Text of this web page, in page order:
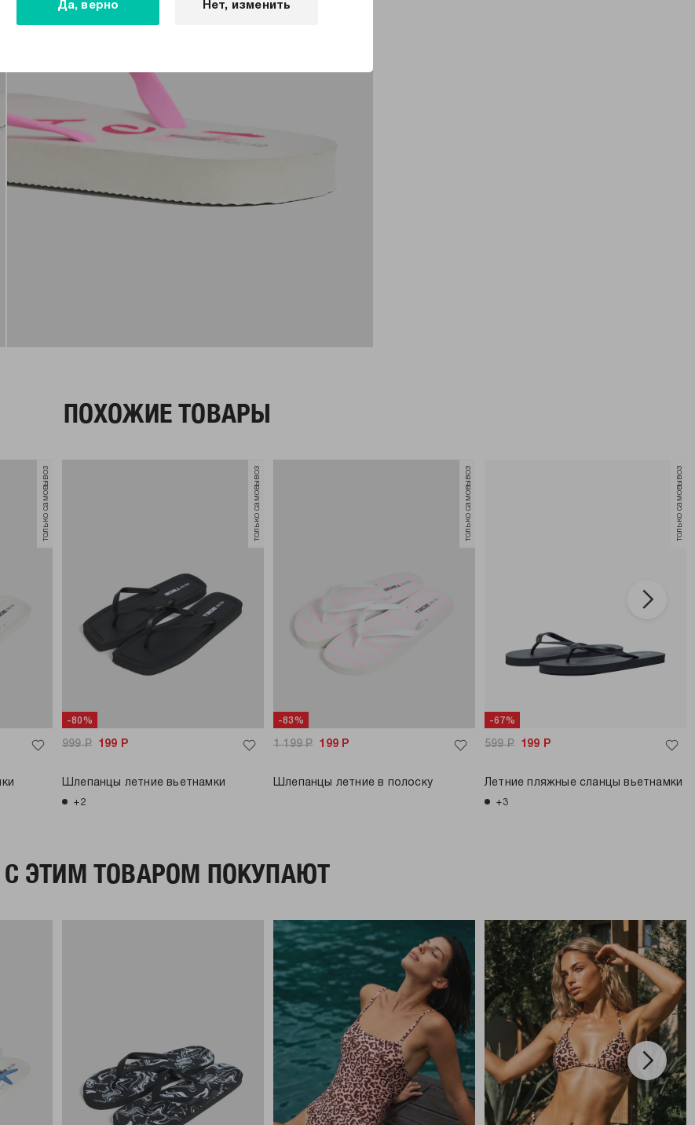
Да, верно Нет, изменить
ПОХОЖИЕ ТОВАРЫ
только самовывоз
-80%
только самовывоз
999Р 199 Р
Шлепанцы летние вьетнамки
+2
-83%
только самовывоз
1 199Р 199 Р
Шлепанцы летние в полоску
-67%
только самовывоз
599Р 199 Р
Летние пляжные сланцы вьетнамки
+3
C ЭТИМ ТОВАРОМ ПОКУПАЮТ